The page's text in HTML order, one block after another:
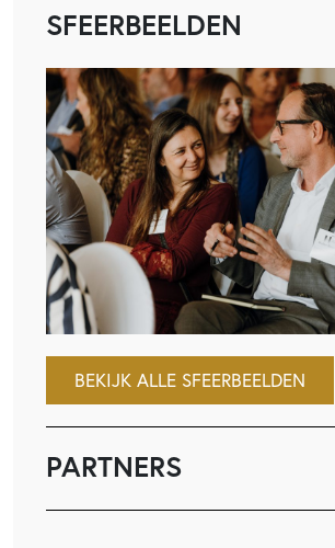
SFEERBEELDEN
BEKIJK ALLE SFEERBEELDEN
PARTNERS